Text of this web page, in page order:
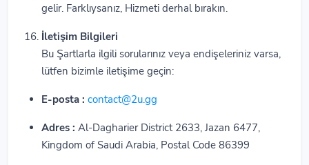
gelir. Farklıysanız, Hizmeti derhal bırakın.
İletişim Bilgileri
Bu Şartlarla ilgili sorularınız veya endişeleriniz varsa,
lütfen bizimle iletişime geçin:
E-posta : contact@2u.gg
Adres : Al-Dagharier District 2633, Jazan 6477,
Kingdom of Saudi Arabia, Postal Code 86399